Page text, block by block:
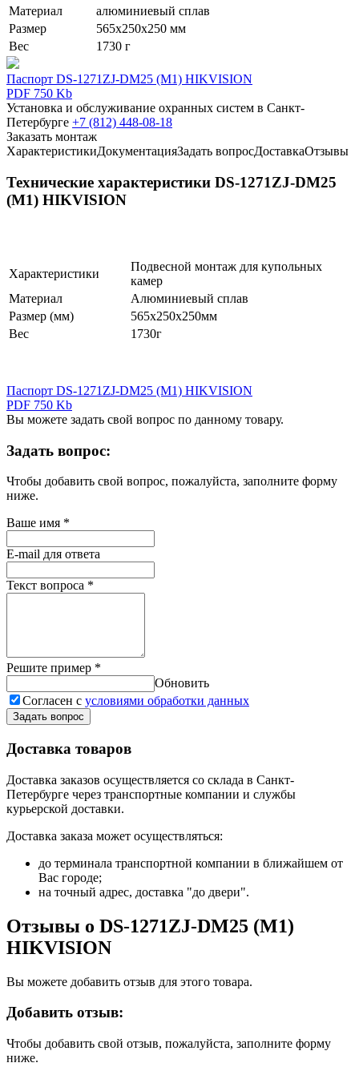
Материал
алюминиевый сплав
Размер
565х250х250 мм
Вес
1730 г
Паспорт DS-1271ZJ-DM25 (М1) HIKVISION
PDF 750 Kb
Установка и обслуживание охранных систем в Санкт-
Петербурге +7 (812) 448-08-18
Заказать монтаж
ХарактеристикиДокументацияЗадать вопросДоставкаОтзывы
Технические характеристики DS-1271ZJ-DM25
(М1) HIKVISION
Характеристики
Подвесной монтаж для купольных
камер
Материал
Алюминиевый сплав
Размер (мм)
565х250х250мм
Вес
1730г
Паспорт DS-1271ZJ-DM25 (М1) HIKVISION
PDF 750 Kb
Вы можете задать свой вопрос по данному товару.
Задать вопрос:
Чтобы добавить свой вопрос, пожалуйста, заполните форму
ниже.
Ваше имя *
E-mail для ответа
Текст вопроса *
Решите пример *
Обновить
Согласен с условиями обработки данных
Задать вопрос
Доставка товаров
Доставка заказов осуществляется со склада в Санкт-
Петербурге через транспортные компании и службы
курьерской доставки.
Доставка заказа может осуществляться:
до терминала транспортной компании в ближайшем от
Вас городе;
на точный адрес, доставка "до двери".
Отзывы о DS-1271ZJ-DM25 (М1)
HIKVISION
Вы можете добавить отзыв для этого товара.
Добавить отзыв:
Чтобы добавить свой отзыв, пожалуйста, заполните форму
ниже.